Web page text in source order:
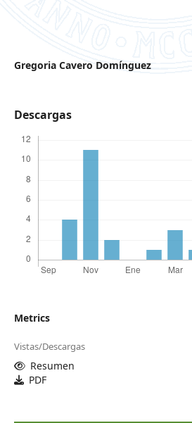
Gregoria Cavero Domínguez
Descargas
Metrics
Vistas/Descargas
Resumen
PDF